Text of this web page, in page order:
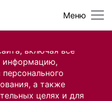
включая все
информацию,
а также
целях и для
Меню